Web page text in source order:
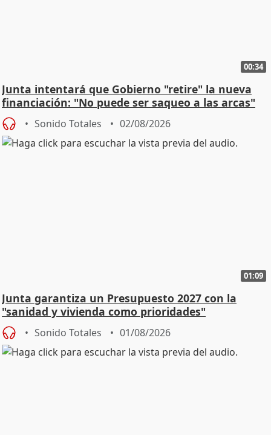
00:34
Junta intentará que Gobierno "retire" la nueva
financiación: "No puede ser saqueo a las arcas"
Sonido Totales 02/08/2026
01:09
Junta garantiza un Presupuesto 2027 con la
"sanidad y vivienda como prioridades"
Sonido Totales 01/08/2026